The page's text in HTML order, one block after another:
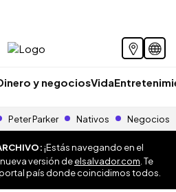
y negociosVida
Peter Parker Nativos Negocios
¡Estás navegando en el
versión deelsalvador.com . Te
país donde coincidimos todos.